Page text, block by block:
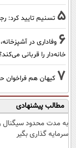
5 تسنیم تایید کرد:
6 وفاداری در
خانه‌دار را قربانی
7 کیهان هم فراخوان
مطالب پیشنهادی
به مدت محدود سیگنال
سرمایه گذاری بگیر